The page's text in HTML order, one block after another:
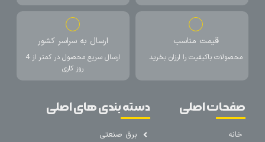
قیمت مناسب
محصولات باکیفیت را ارزان بخرید
ارسال به سراسر کشور
ارسال سریع محصول در کمتر از 4
روز کاری
صفحات اصلی
خانه
دسته بندی های اصلی
برق صنعتی